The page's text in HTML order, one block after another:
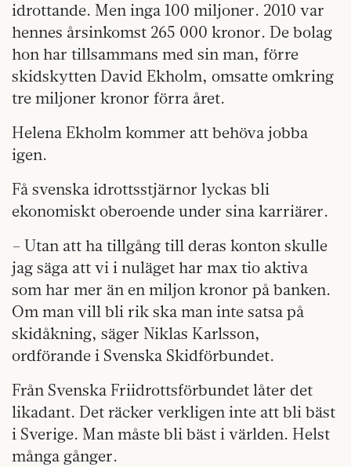
idrottande. Men inga 100 miljoner. 2010 var
hennes årsinkomst 265 000 kronor. De bolag
hon har tillsammans med sin man, förre
skidskytten David Ekholm, omsatte omkring
tre miljoner kronor förra året.
Helena Ekholm kommer att behöva jobba
igen.
Få svenska idrottsstjärnor lyckas bli
ekonomiskt oberoende under sina karriärer.
– Utan att ha tillgång till deras konton skulle
jag säga att vi i nuläget har max tio aktiva
som har mer än en miljon kronor på banken.
Om man vill bli rik ska man inte satsa på
skidåkning, säger Niklas Karlsson,
ordförande i Svenska Skidförbundet.
Från Svenska Friidrottsförbundet låter det
likadant. Det räcker verkligen inte att bli bäst
i Sverige. Man måste bli bäst i världen. Helst
många gånger.